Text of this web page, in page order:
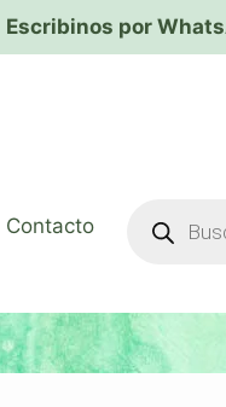
Escribinos por
Contacto